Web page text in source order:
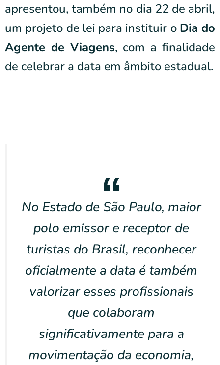
apresentou, também no dia 22 de abril,
um projeto de lei para instituir o Dia do
Agente de Viagens, com a finalidade
de celebrar a data em âmbito estadual.
No Estado de São Paulo, maior
polo emissor e receptor de
turistas do Brasil, reconhecer
oficialmente a data é também
valorizar esses profissionais
que colaboram
significativamente para a
movimentação da economia,